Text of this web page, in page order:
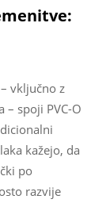
vključno z
spoji PVC-O
kažejo, da
po
razvije